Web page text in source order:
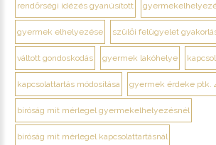
rendőrségi idézés gyanúsított
gyermek elhelyezése szülői felügyelet
váltott gondoskodás gyermek lakóhelye
kapcsolattartás módosítása gyermek érdeke ptk.
bíróság mit mérlegel gyermekelhelyezésnél
bíróság mit mérlegel kapcsolattartásnál